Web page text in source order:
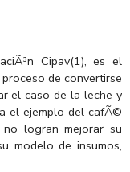
Cipav(1), es el
de convertirse
el caso de la leche y
el ejemplo del cafÃ©
logran mejorar su
modelo de insumos,